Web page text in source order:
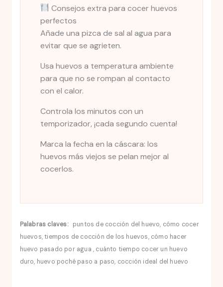
Consejos extra para cocer huevos
perfectos
Añade una pizca de sal al agua para
evitar que se agrieten.
Usa huevos a temperatura ambiente
para que no se rompan al contacto
con el calor.
Controla los minutos con un
temporizador, ¡cada segundo cuenta!
Marca la fecha en la cáscara: los
huevos más viejos se pelan mejor al
cocerlos.
Palabras claves: puntos de cocción del huevo, cómo cocer
huevos, tiempos de cocción de los huevos, cómo hacer
huevo pasado por agua , cuánto tiempo cocer un huevo
duro, huevo poché paso a paso, cocción ideal del huevo